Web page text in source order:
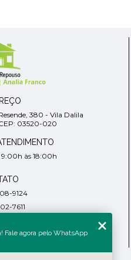
380 - Vila Dalila
03520-020
9:00h às 18:00h
9124
7611
4901
Fale agora pelo WhatsApp